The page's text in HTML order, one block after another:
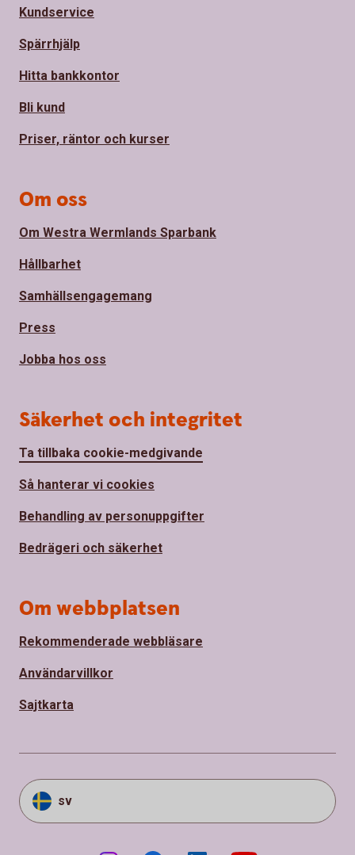
Kundservice
Spärrhjälp
Hitta bankkontor
Bli kund
Priser, räntor och kurser
Om oss
Om Westra Wermlands Sparbank
Hållbarhet
Samhällsengagemang
Press
Jobba hos oss
Säkerhet och integritet
Ta tillbaka cookie-medgivande
Så hanterar vi cookies
Behandling av personuppgifter
Bedrägeri och säkerhet
Om webbplatsen
Rekommenderade webbläsare
Användarvillkor
Sajtkarta
sv